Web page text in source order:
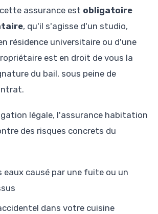
assurance est obligatoire
, qu'il s'agisse d'un studio,
résidence universitaire ou d'une
est en droit de vous la
du bail, sous peine de
légale, l'assurance habitation
des risques concrets du
eaux causé par une fuite ou un
dans votre cuisine